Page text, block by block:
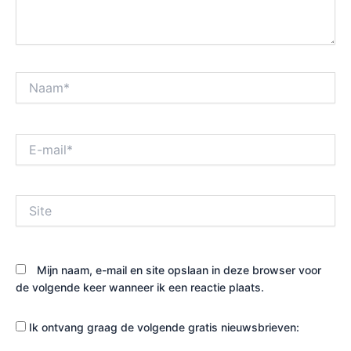
mail*
Mijn naam, e-mail en site opslaan in deze browser voor
de volgende keer wanneer ik een reactie plaats.
Ik ontvang graag de volgende gratis nieuwsbrieven: